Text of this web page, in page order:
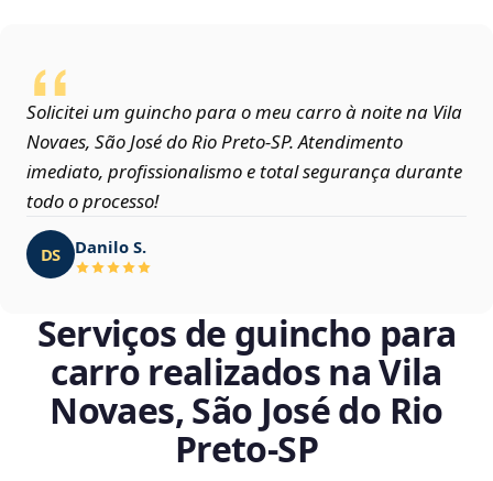
Solicitei um guincho para o meu carro à noite na Vila
Novaes, São José do Rio Preto‑SP. Atendimento
imediato, profissionalismo e total segurança durante
todo o processo!
DS Danilo S.
Serviços de guincho para
carro realizados na Vila
Novaes, São José do Rio
Preto‑SP